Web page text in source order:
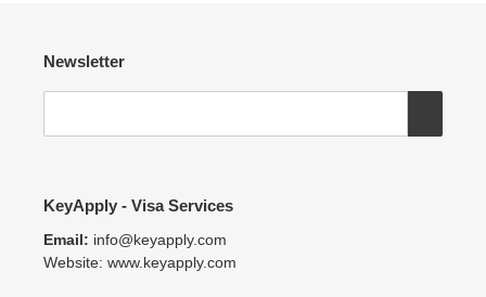
Newsletter
KeyApply - Visa Services
Email: info@keyapply.com
Website: www.keyapply.com